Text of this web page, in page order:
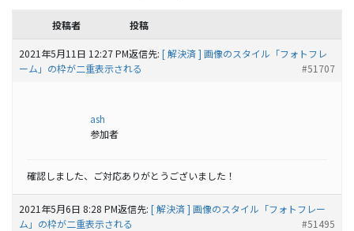
投稿者 投稿
2021年5月11日 12:27 PM返信先: [ 解決済 ] 画像のスタイル「フォトフレ
ーム」の枠が二重表示される
#51707
ash
参加者
確認しました、ご対応ありがとうございました！
2021年5月6日 8:28 PM返信先: [ 解決済 ] 画像のスタイル「フォトフレー
ム」の枠が二重表示される
#51495